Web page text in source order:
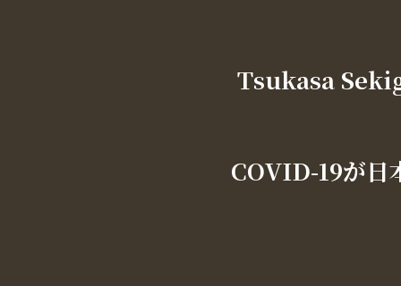
Tsukasa
COVID-19が日